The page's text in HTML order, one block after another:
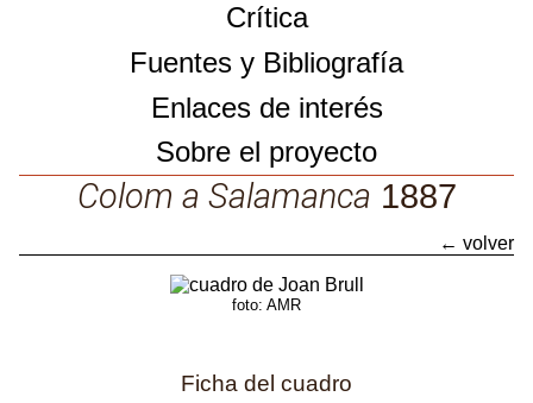
Crítica
Fuentes y Bibliografía
Enlaces de interés
Sobre el proyecto
Sobre el proyecto
Catálogo de obras
Colom a Salamanca 1887
← volver
Colom a Salamanca
foto: AMR
Ficha del cuadro